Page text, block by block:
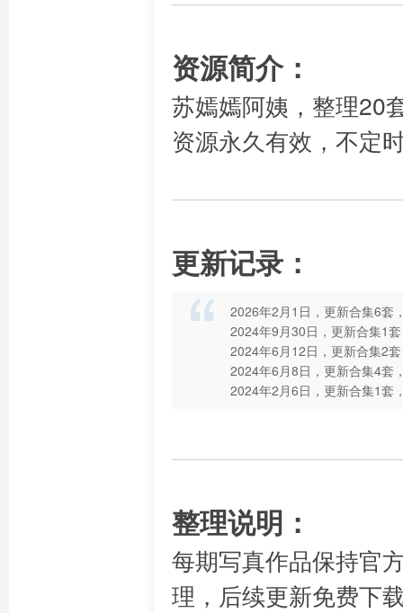
资源简介：
苏嫣嫣阿姨，整理20
资源永久有效，不定
更新记录：
2026年2月1日，更新合集6套
2024年9月30日，更新合集1
2024年6月12日，更新合集2
2024年6月8日，更新合集4套
2024年2月6日，更新合集1套
整理说明：
每期写真作品保持官
理，后续更新免费下